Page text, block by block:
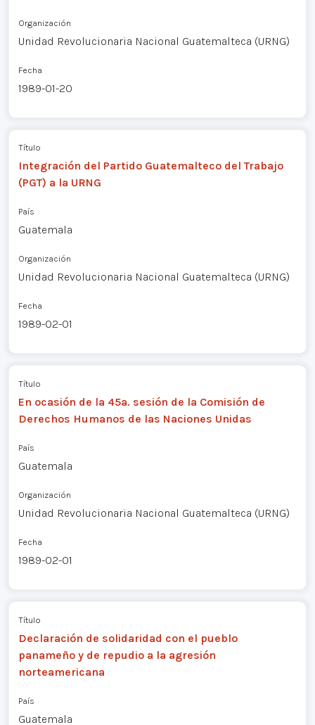
Organización
Unidad Revolucionaria Nacional Guatemalteca (URNG)
Fecha
1989-01-20
Título
Integración del Partido Guatemalteco del Trabajo
(PGT) a la URNG
País
Guatemala
Organización
Unidad Revolucionaria Nacional Guatemalteca (URNG)
Fecha
1989-02-01
Título
En ocasión de la 45a. sesión de la Comisión de
Derechos Humanos de las Naciones Unidas
País
Guatemala
Organización
Unidad Revolucionaria Nacional Guatemalteca (URNG)
Fecha
1989-02-01
Título
Declaración de solidaridad con el pueblo
panameño y de repudio a la agresión
norteamericana
País
Guatemala